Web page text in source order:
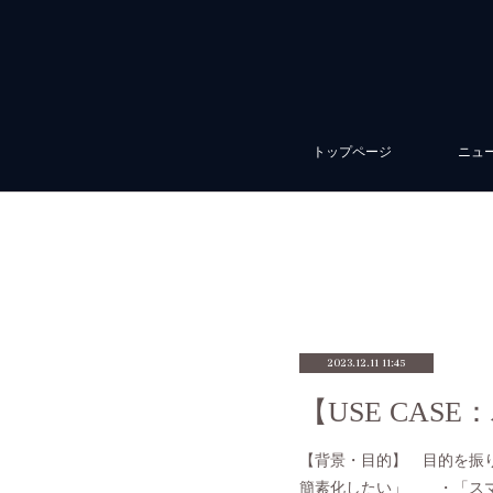
トップページ ニュ
2023.12.11 11:45
【背景・目的】 目的を
簡素化したい」 ・「スマ